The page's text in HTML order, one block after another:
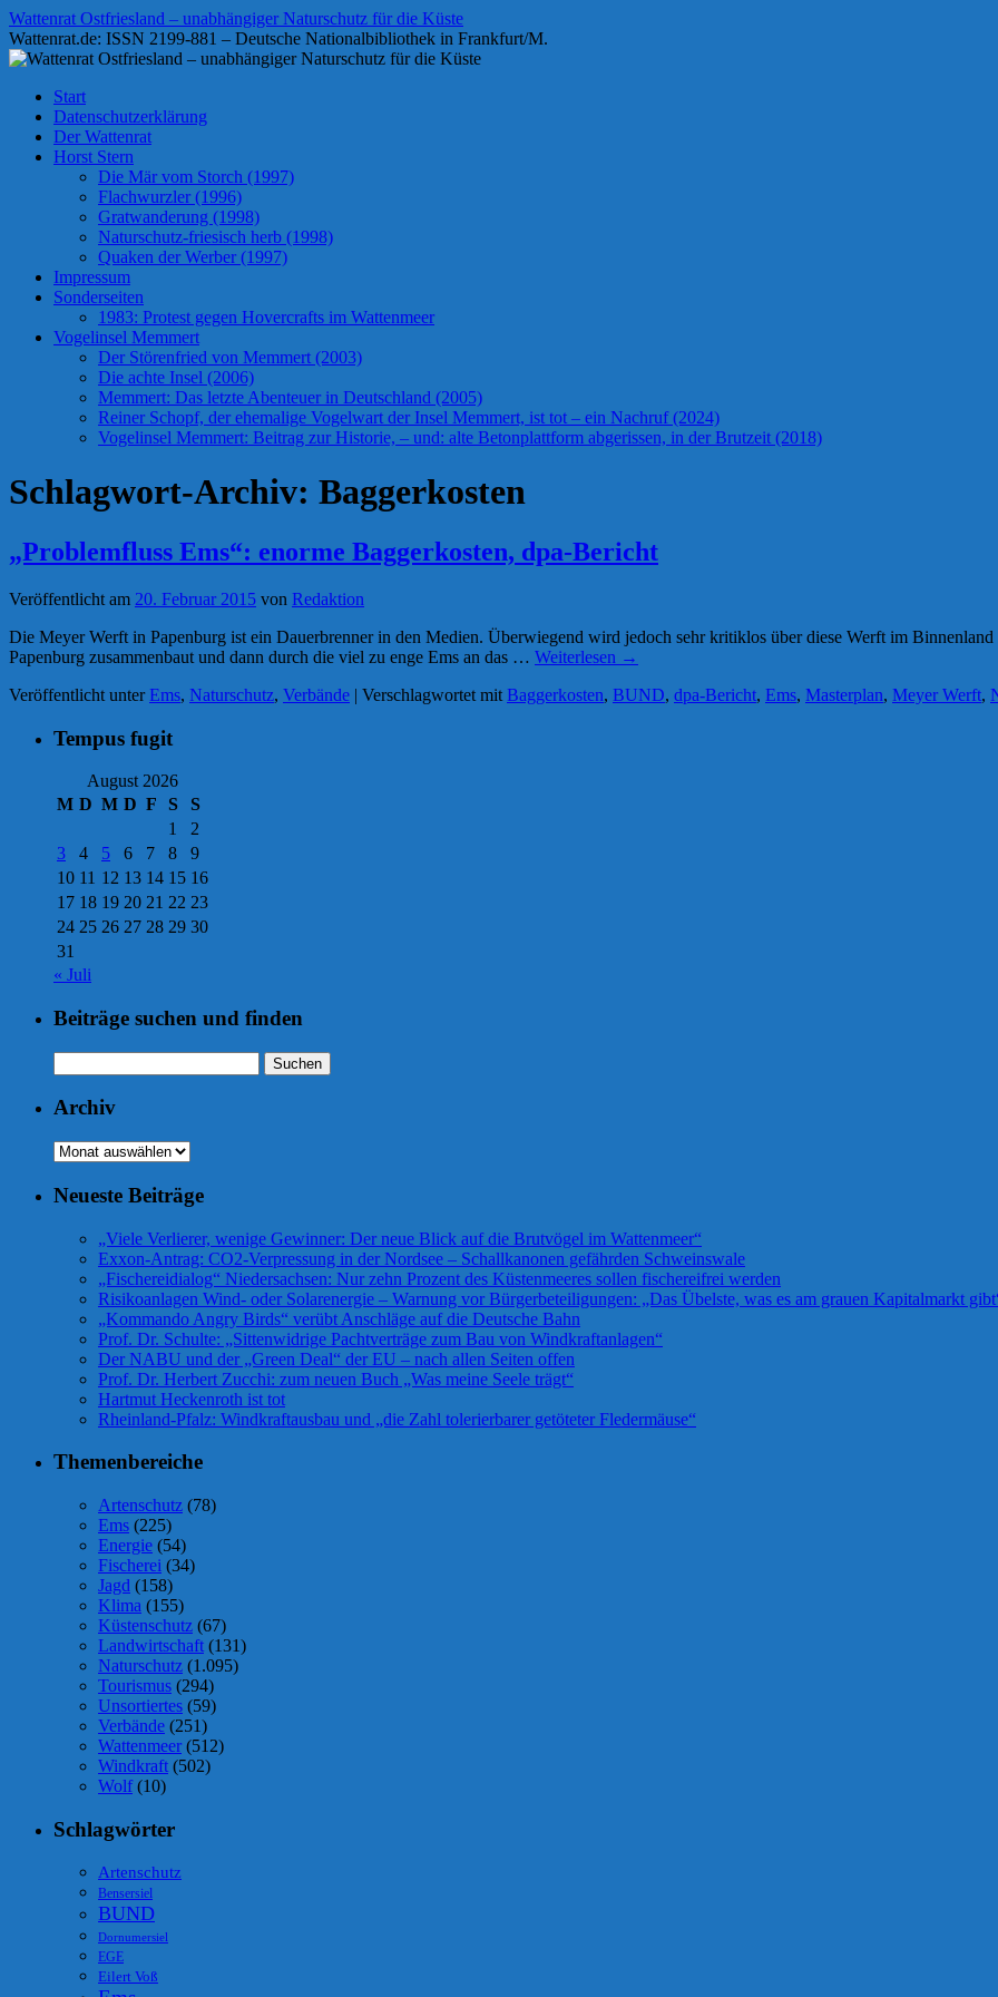
Zum
Inhalt
springen
Wattenrat Ostfriesland – unabhängiger Naturschutz für die Küste
Wattenrat.de: ISSN 2199-881 – Deutsche Nationalbibliothek in Frankfurt/M.
Start
Datenschutzerklärung
Der Wattenrat
Horst Stern
Die Mär vom Storch (1997)
Flachwurzler (1996)
Gratwanderung (1998)
Naturschutz-friesisch herb (1998)
Quaken der Werber (1997)
Impressum
Sonderseiten
1983: Protest gegen Hovercrafts im Wattenmeer
Vogelinsel Memmert
Der Störenfried von Memmert (2003)
Die achte Insel (2006)
Memmert: Das letzte Abenteuer in Deutschland (2005)
Reiner Schopf, der ehemalige Vogelwart der Insel Memmert, ist tot – ein Nachruf (2024)
Vogelinsel Memmert: Beitrag zur Historie, – und: alte Betonplattform abgerissen, in der Brutzeit (2018)
Schlagwort-Archiv: Baggerkosten
„Problemfluss Ems“: enorme Baggerkosten, dpa-Bericht
Veröffentlicht am 20. Februar 2015 von Redaktion
Die Meyer Werft in Papenburg ist ein Dauerbrenner in den Medien. Überwiegend wird jedoch sehr kritiklos über diese Werft im
Papenburg zusammenbaut und dann durch die viel zu enge Ems an das … Weiterlesen →
Veröffentlicht unter Ems, Naturschutz, Verbände | Verschlagwortet mit Baggerkosten, BUND, dpa-Bericht, Ems, Masterplan, Meyer Werft,
Tempus fugit
August 2026
M D M D F S
S
1
2
3
4 5 6 7 8
9
10 11 12 13 14 15 16
17 18 19 20 21 22 23
24 25 26 27 28 29 30
31
« Juli
Beiträge suchen und finden
nach:
Archiv
Archiv
Neueste Beiträge
„Viele Verlierer, wenige Gewinner: Der neue Blick auf die Brutvögel im Wattenmeer“
Exxon-Antrag: CO2-Verpressung in der Nordsee – Schallkanonen gefährden Schweinswale
„Fischereidialog“ Niedersachsen: Nur zehn Prozent des Küstenmeeres sollen fischereifrei werden
Risikoanlagen Wind- oder Solarenergie – Warnung vor Bürgerbeteiligungen: „Das Übelste, was es am grauen Kapitalmarkt
„Kommando Angry Birds“ verübt Anschläge auf die Deutsche Bahn
Prof. Dr. Schulte: „Sittenwidrige Pachtverträge zum Bau von Windkraftanlagen“
Der NABU und der „Green Deal“ der EU – nach allen Seiten offen
Prof. Dr. Herbert Zucchi: zum neuen Buch „Was meine Seele trägt“
Hartmut Heckenroth ist tot
Rheinland-Pfalz: Windkraftausbau und „die Zahl tolerierbarer getöteter Fledermäuse“
Themenbereiche
Artenschutz (78)
Ems (225)
Energie (54)
Fischerei (34)
Jagd (158)
Klima (155)
Küstenschutz (67)
Landwirtschaft (131)
Naturschutz (1.095)
Tourismus (294)
Unsortiertes (59)
Verbände (251)
Wattenmeer (512)
Windkraft (502)
Wolf(10)
Schlagwörter
Artenschutz
Bensersiel
BUND
Dornumersiel
EGE
Eilert Voß